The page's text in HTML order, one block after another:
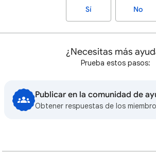
Sí No
¿Necesitas más
Prueba estos pasos:
Publicar en la comunidad de
Obtener respuestas de los